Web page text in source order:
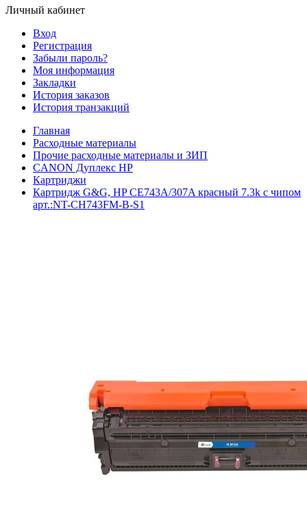
Личный кабинет
Вход
Регистрация
Забыли пароль?
Моя информация
Закладки
История заказов
История транзакций
Главная
Расходные материалы
Прочие расходные материалы и ЗИП
CANON Дуплекс HP
Картриджи
Картридж G&G, HP CE743A/307A красный 7.3k с чипом
арт.:NT-CH743FM-B-S1